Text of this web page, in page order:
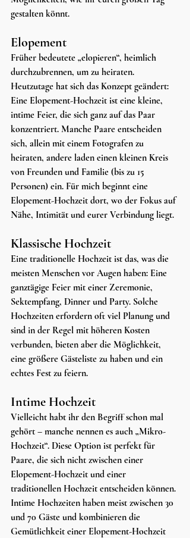
gestalten könnt.
Elopement
Früher bedeutete „elopieren“, heimlich
durchzubrennen, um zu heiraten.
Heutzutage hat sich das Konzept geändert:
Eine Elopement-Hochzeit ist eine kleine,
intime Feier, die sich ganz auf das Paar
konzentriert. Manche Paare entscheiden
sich, allein mit einem Fotografen zu
heiraten, andere laden einen kleinen Kreis
von Freunden und Familie (bis zu 15
Personen) ein. Für mich beginnt eine
Elopement-Hochzeit dort, wo der Fokus auf
Nähe, Intimität und eurer Verbindung liegt.
Klassische Hochzeit
Eine traditionelle Hochzeit ist das, was die
meisten Menschen vor Augen haben: Eine
ganztägige Feier mit einer Zeremonie,
Sektempfang, Dinner und Party. Solche
Hochzeiten erfordern oft viel Planung und
sind in der Regel mit höheren Kosten
verbunden, bieten aber die Möglichkeit,
eine größere Gästeliste zu haben und ein
echtes Fest zu feiern.
Intime Hochzeit
Vielleicht habt ihr den Begriff schon mal
gehört – manche nennen es auch „Mikro-
Hochzeit“. Diese Option ist perfekt für
Paare, die sich nicht zwischen einer
Elopement-Hochzeit und einer
traditionellen Hochzeit entscheiden können.
Intime Hochzeiten haben meist zwischen 30
und 70 Gäste und kombinieren die
Gemütlichkeit einer Elopement-Hochzeit